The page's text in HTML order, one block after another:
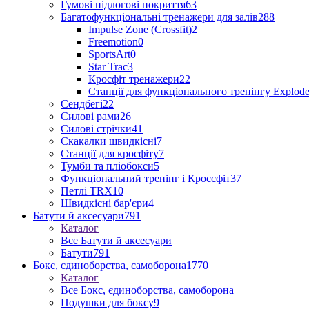
Гумові підлогові покриття63
Багатофункціональні тренажери для залів288
Impulse Zone (Crossfit)2
Freemotion0
SportsArt0
Star Trac3
Кросфіт тренажери22
Станції для функціонального тренінгу Explode
Сендбегі22
Силові рами26
Силові стрічки41
Скакалки швидкісні7
Станції для кросфіту7
Тумби та пліобокси5
Функціональний тренінг і Кроссфіт37
Петлі TRX10
Швидкісні бар'єри4
Батути й аксесуари791
Каталог
Все Батути й аксесуари
Батути791
Бокс, єдиноборства, самоборона1770
Каталог
Все Бокс, єдиноборства, самоборона
Подушки для боксу9